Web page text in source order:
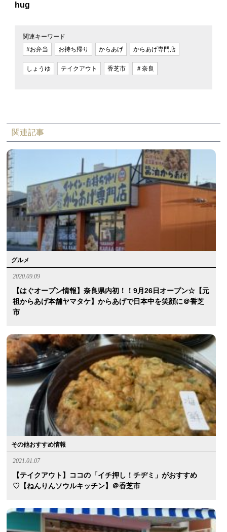
hug
関連キーワード
#お弁当
お持ち帰り からあげ からあげ専門店
しょうゆ テイクアウト 香芝市 ＃奈良
関連記事
グルメ
2020.09.09
【はぐオープン情報】奈良県内初！！9月26日オープン☆【元
祖からあげ本舗ヤマタケ】からあげで日本中を笑顔に＠香芝
市
その他おすすめ情報
2021.01.07
【テイクアウト】ココの「イチ押し！チヂミ」がおすすめ
♡【ねんりんソウルキッチン】＠香芝市